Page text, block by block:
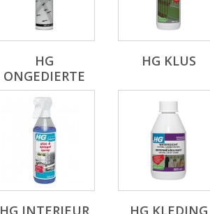
HG
ONGEDIERTE
HG KLUS
HG INTERIEUR HG KLEDING